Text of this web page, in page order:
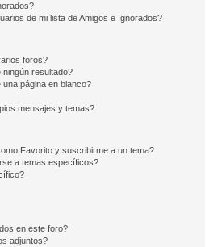
de mi lista de Amigos e Ignorados?
foros?
ningún resultado?
página en blanco?
mensajes y temas?
Favorito y suscribirme a un tema?
a temas específicos?
en este foro?
adjuntos?